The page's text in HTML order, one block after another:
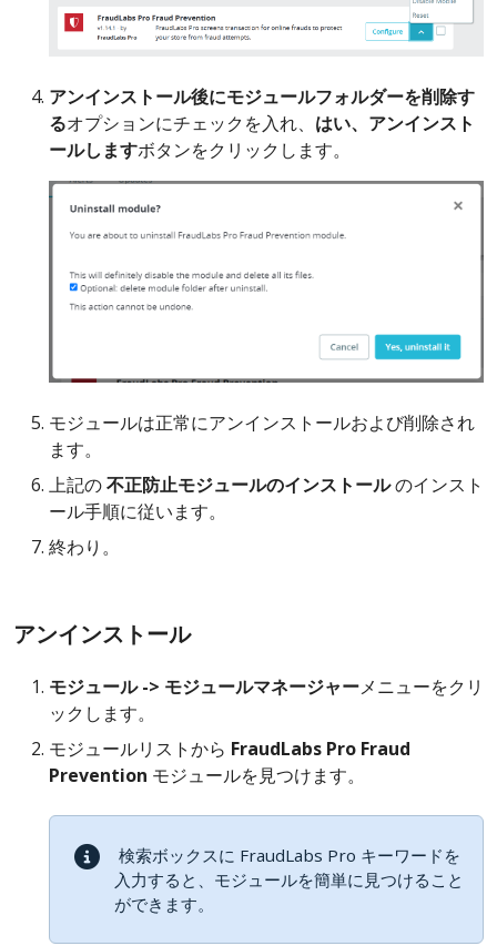
アンインストール後にモジュールフォルダーを削除す
るオプションにチェックを入れ、 はい、アンインスト
ールしますボタンをクリックします。
モジュールは正常にアンインストールおよび削除され
ます。
上記の不正防止モジュールのインストールのインスト
ール手順に従います。
終わり。
アンインストール
モジュール -> モジュールマネージャーメニューをクリ
ックします。
モジュールリストから FraudLabs Pro Fraud
Prevention モジュールを見つけます。
検索ボックスに FraudLabs Pro キーワードを
入力すると、モジュールを簡単に見つけること
ができます。